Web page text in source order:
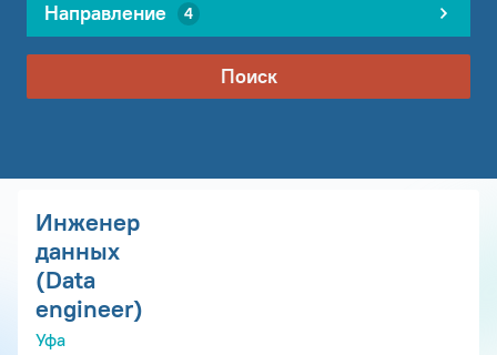
Направление 4
Поиск
Инженер
данных
(Data
engineer)
Уфа